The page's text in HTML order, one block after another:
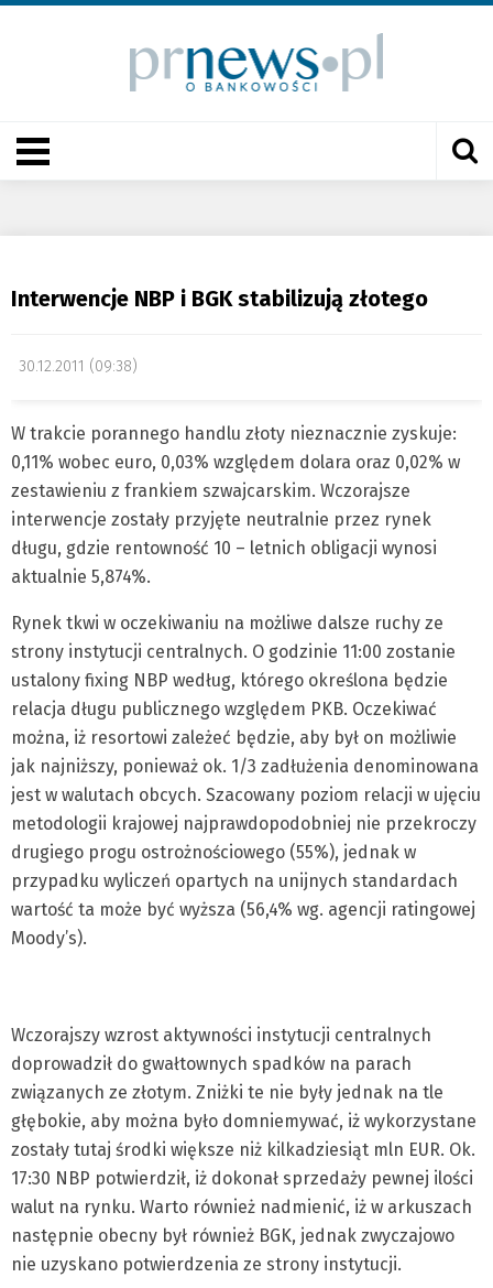
Interwencje NBP i BGK stabilizują złotego
30.12.2011 (09:38)
W trakcie porannego handlu złoty nieznacznie zyskuje:
0,11% wobec euro, 0,03% względem dolara oraz 0,02% w
zestawieniu z frankiem szwajcarskim. Wczorajsze
interwencje zostały przyjęte neutralnie przez rynek
długu, gdzie rentowność 10 – letnich obligacji wynosi
aktualnie 5,874%.
Rynek tkwi w oczekiwaniu na możliwe dalsze ruchy ze
strony instytucji centralnych. O godzinie 11:00 zostanie
ustalony fixing NBP według, którego określona będzie
relacja długu publicznego względem PKB. Oczekiwać
można, iż resortowi zależeć będzie, aby był on możliwie
jak najniższy, ponieważ ok. 1/3 zadłużenia denominowana
jest w walutach obcych. Szacowany poziom relacji w ujęciu
metodologii krajowej najprawdopodobniej nie przekroczy
drugiego progu ostrożnościowego (55%), jednak w
przypadku wyliczeń opartych na unijnych standardach
wartość ta może być wyższa (56,4% wg. agencji ratingowej
Moody’s).
Wczorajszy wzrost aktywności instytucji centralnych
doprowadził do gwałtownych spadków na parach
związanych ze złotym. Zniżki te nie były jednak na tle
głębokie, aby można było domniemywać, iż wykorzystane
zostały tutaj środki większe niż kilkadziesiąt mln EUR. Ok.
17:30 NBP potwierdził, iż dokonał sprzedaży pewnej ilości
walut na rynku. Warto również nadmienić, iż w arkuszach
następnie obecny był również BGK, jednak zwyczajowo
nie uzyskano potwierdzenia ze strony instytucji.